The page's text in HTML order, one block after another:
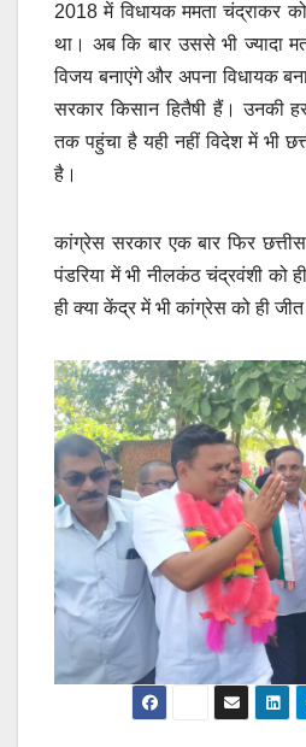
2018 में विधायक ममता चंद्राकर
था। अब कि बार उससे भी ज्यादा
विजय बनाएंगे और अपना विधायक
सरकार किसान हितैषी हैं। उनकी
तक पहुंचा है यही नहीं विदेश में भी
है।
कांग्रेस सरकार एक बार फिर
पंडरिया में भी नीलकंठ चंद्रवंशी को
ही क्या केंद्र में भी कांग्रेस को ही जीत